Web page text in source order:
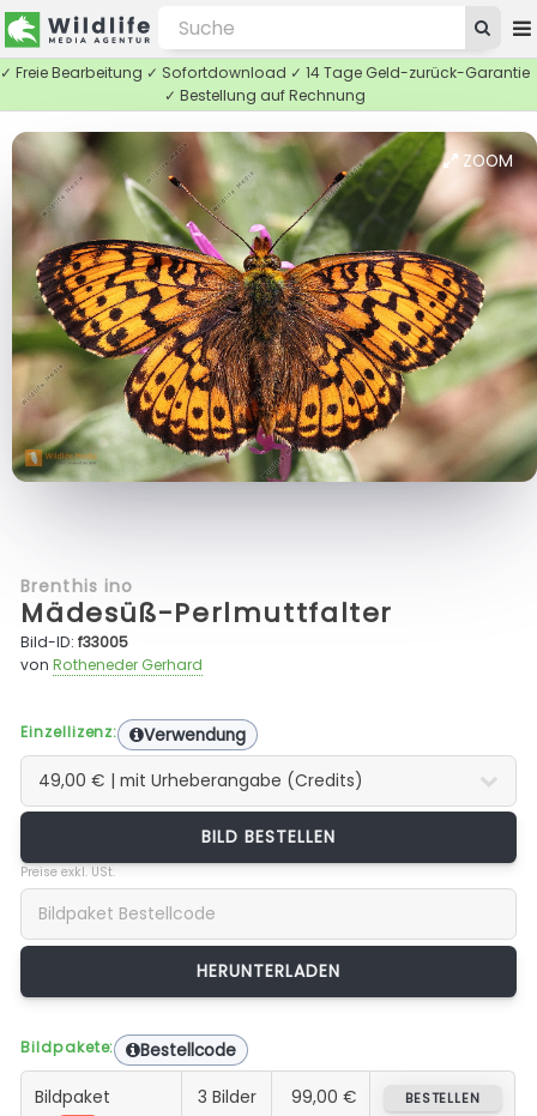
✓ Freie Bearbeitung ✓ Sofortdownload ✓ 14 Tage Geld-zurück-Garantie
✓ Bestellung auf Rechnung
ZOOM
Brenthis ino
Mädesüß-Perlmuttfalter
Bild-ID:f33005
vonRotheneder Gerhard
Einzellizenz: Verwendung
BILD BESTELLEN
Preise exkl. USt.
Bildpakete: Bestellcode
Bildpaket
3 Bilder 99,00 € BESTELLEN